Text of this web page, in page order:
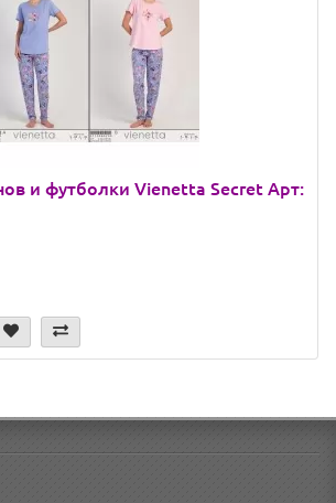
и футболки Vienetta Secret Арт: